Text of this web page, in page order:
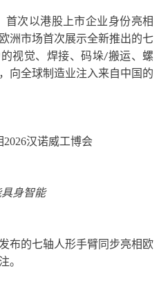
首次以港股上市企业身份亮相
洲市场首次展示全新推出的七
视觉、焊接、码垛/搬运、螺
向全球制造业注入来自中国的
具身智能
布的七轴人形手臂同步亮相欧
。